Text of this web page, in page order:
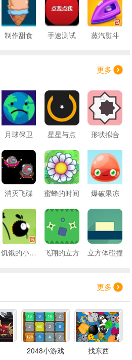
制作甜食 手速测试 蒸汽熨斗
更多
月球保卫 星星与点 形状拟合
消灭飞碟 蜜蜂的时间 爆破果冻
饥饿的小苍蝇 飞翔的立方 立方体碰撞
更多
2048小游戏 找东西